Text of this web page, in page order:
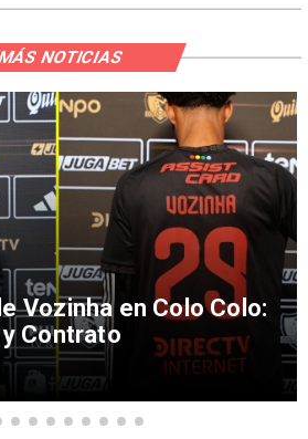
Vozinha en Colo Colo:
Contrato
NOTICIAS